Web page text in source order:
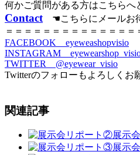
何かご質問がある方はこちらへ
Contact ☚こちらにメールお
＝＝＝＝＝＝＝＝＝＝＝＝＝＝
FACEBOOK eyeweashopvisio
INSTAGRAM
TWITTER @eyewear_visio
Twitterのフォローもよろしくお
関連記事
展示
展示